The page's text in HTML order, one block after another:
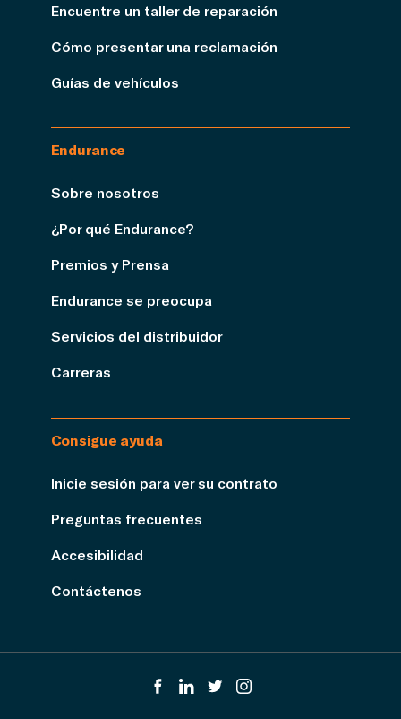
Encuentre un taller de reparación
Cómo presentar una reclamación
Guías de vehículos
Endurance
Sobre nosotros
¿Por qué Endurance?
Premios y Prensa
Endurance se preocupa
Servicios del distribuidor
Carreras
Consigue ayuda
Inicie sesión para ver su contrato
Preguntas frecuentes
Accesibilidad
Contáctenos